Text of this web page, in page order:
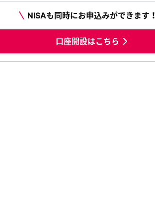
NISAも同時にお申込みができます！
口座開設はこちら